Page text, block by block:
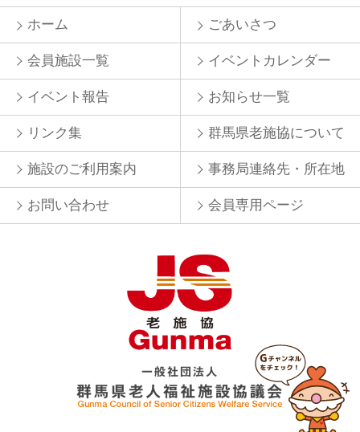
ホーム ごあいさつ
会員施設一覧 イベントカレンダー
イベント報告 お知らせ一覧
リンク集 群馬県老施協について
施設のご利用案内 事務局連絡先・所在地
お問い合わせ 会員専用ページ